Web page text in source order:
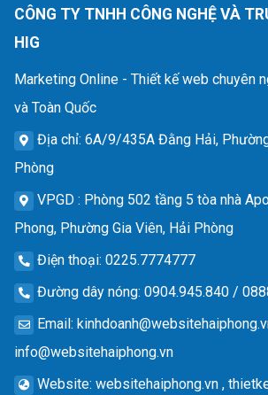
CÔNG TY TNHH CÔNG NGHỆ VÀ
HIG
Marketing Online - Thiết kế web chuyên
và Toàn Quốc
Địa chỉ: 6A/9/435A Đằng Hải,
Phòng
VPGD : Phòng 502 tầng 5 tòa nhà
Phong, Phường Gia Viên, Hải Phòng
Điện thoại: 0225.7774777
Đường dây nóng: 0904.945.840 /
Email:
info@websitehaiphong.vn
Website: websitehaiphong.vn ,